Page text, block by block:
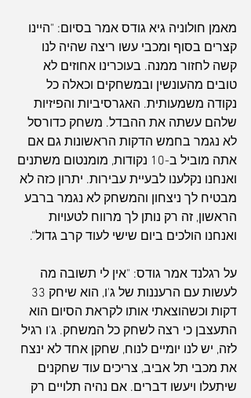
מאמן חולוניה גיא גודס אמר בסיום: "היינו
קצרים בסוף ומכבי עשו ריצה שהיה לנו
קשה לחזור ממנה. בעוכרינו אחוזים לא
טובים מהעונשין ובמשחקים וכאלה כל
נקודה משמעותית. האגרסיביות והפיזיות
שלהם עשתה את ההבדל. משחק כדורסל
לא נגמר בחמש הדקות הראשונות גם אם
אתה מוביל ב-10 נקודות, מומנטום משתנים
ואנחנו נקלענו לבעיית עבירות. יתרון כזה לא
מבטיח לך ניצחון והמשחק לא נגמר ברבע
הראשון, זה רק נותן לך מרווח לטעויות
ואנחנו הולכים ביום שישי לעוד קרב גדול".
על רגלנד אמר גודס: "אין לי תשובה מה
דקות וכשהוצאתי אותו לקראת הסיום הוא
התעצבן כי רצה לשחק כל המשחק. ג'ו רגיל
לזה, יש לנו יומיים לנוח, שחקן אחד לא ינצח
את מכבי תל אביב, צריכים עוד שחקנים
שיתעלו ויעשו דברים. אם נהיה תלויים רק